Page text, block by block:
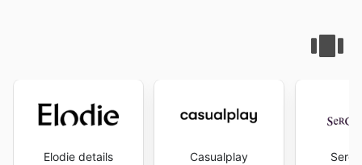
Elodie details Casualplay